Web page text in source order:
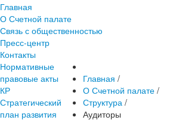
Главная
О Счетной палате
Связь с общественностью
Пресс-центр
Контакты
Нормативные
правовые акты
КР
Стратегический
план развития
Главная /
О Счетной палате /
Структура /
Аудиторы